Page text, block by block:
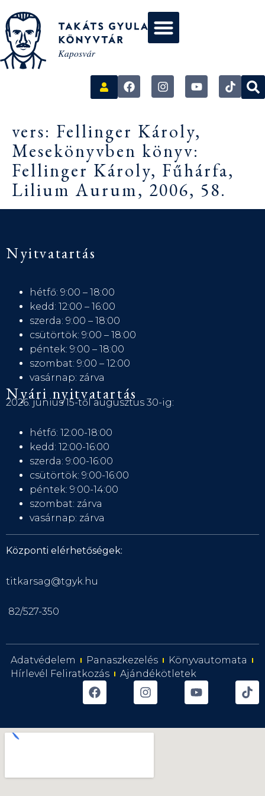
vers: Fellinger Károly,
Mesekönyvben könyv:
Fellinger Károly, Fűhárfa,
Lilium Aurum, 2006, 58.
Nyitvatartás
hétfő: 9:00 – 18:00
kedd: 12:00 – 16:00
szerda: 9:00 – 18:00
csütörtök: 9:00 – 18:00
péntek: 9:00 – 18:00
szombat: 9:00 – 12:00
vasárnap: zárva
Nyári nyitvatartás
2026. június 15-től augusztus 30-ig:
hétfő: 12:00-18:00
kedd: 12:00-16:00
szerda: 9:00-16:00
csütörtök: 9:00-16:00
péntek: 9:00-14:00
szombat: zárva
vasárnap: zárva
Központi elérhetőségek:
titkarsag@tgyk.hu
82/527-350
Adatvédelem Panaszkezelés
Könyvautomata
Hírlevél Feliratkozás
Ajándékötletek